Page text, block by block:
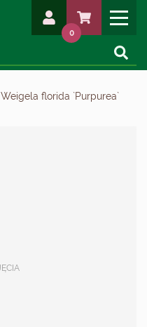
0
Weigela florida `Purpurea`